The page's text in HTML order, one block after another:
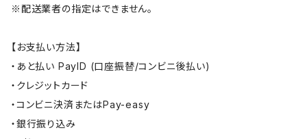
※配送業者の指定はできません。
【お支払い方法】
・あと払い PayID (口座振替/コンビニ後払い)
・クレジットカード
・コンビニ決済またはPay-easy
・銀行振り込み